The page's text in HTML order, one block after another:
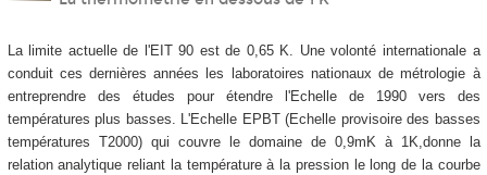
La limite actuelle de l'EIT 90 est de 0,65 K. Une volonté internationale a
conduit ces dernières années les laboratoires nationaux de métrologie à
entreprendre des études pour étendre l'Echelle de 1990 vers des
températures plus basses. L'Echelle EPBT (Echelle provisoire des basses
températures T2000) qui couvre le domaine de 0,9mK à 1K,donne la
relation analytique reliant la température à la pression le long de la courbe